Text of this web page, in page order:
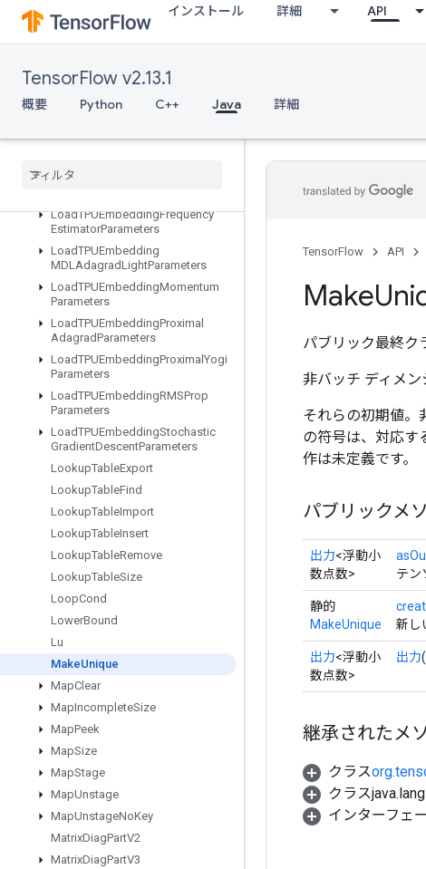
インストール 詳細 API
TensorFlow v2.13.1
概要 Python C++ Java 詳細
LoadAllTPUEmbeddingParameter
s
LoadTPUEmbeddingAdadeltaParameters
LoadTPUEmbeddingAdagradMomentumParameters
LoadTPUEmbeddingCentered
Load
LoadTPUEmbeddingFrequency
EstimatorParameters
LoadTPUEmbedding
MDLAdagradLightParameters
LoadTPUEmbeddingMomentum
Parameters
LoadTPUEmbeddingProximal
AdagradParameters
LoadTPUEmbeddingProximal Yogi
Parameters
LoadTPUEmbeddingRMSProp
Parameters
LoadTPUEmbeddingStochastic
GradientDescentParameters
LookupTableExport
LookupTableFind
LookupTableImport
LookupTableInsert
LookupTableRemove
LookupTableSize
LoopCond
LowerBound
Lu
MakeUnique
MapClear
MapIncompleteSize
MapPeek
MapSize
MapStage
MapUnstage
MapUnstageNoKey
MatrixDiagPartV2
MatrixDiagPartV3
TensorFlow API
Make
パブリック最終ク
非バッチ ディメン
それらの初期値。
の符号は、対応す
作は未定義です。
パブリックメ
出力<浮動小
数点数>
テン
静的
MakeUnique
新し
出力<浮動小
数点数>
出力
継承されたメ
クラス
クラス
インターフェ